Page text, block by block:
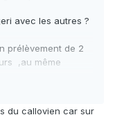
avec les autres ?
prélèvement de 2
,au même
que j ai
du callovien car sur